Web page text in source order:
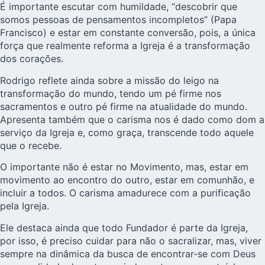
É importante escutar com humildade, “descobrir que
somos pessoas de pensamentos incompletos” (Papa
Francisco) e estar em constante conversão, pois, a única
força que realmente reforma a Igreja é a transformação
dos corações.
Rodrigo reflete ainda sobre a missão do leigo na
transformação do mundo, tendo um pé firme nos
sacramentos e outro pé firme na atualidade do mundo.
Apresenta também que o carisma nos é dado como dom a
serviço da Igreja e, como graça, transcende todo aquele
que o recebe.
O importante não é estar no Movimento, mas, estar em
movimento ao encontro do outro, estar em comunhão, e
incluir a todos. O carisma amadurece com a purificação
pela Igreja.
Ele destaca ainda que todo Fundador é parte da Igreja,
por isso, é preciso cuidar para não o sacralizar, mas, viver
sempre na dinâmica da busca de encontrar-se com Deus